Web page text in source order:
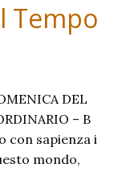
Tempo
DEL
– B
con sapienza i
mondo,